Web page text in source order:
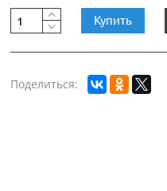
Купить
Поделиться: